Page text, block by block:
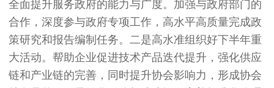
全面提升服务政府的能力与广度。加强与政府部门的
合作，深度参与政府专项工作，高水平高质量完成政
策研究和报告编制任务。二是高水准组织好下半年重
大活动。帮助企业促进技术产品迭代提升，强化供应
链和产业链的完善，同时提升协会影响力，形成协会